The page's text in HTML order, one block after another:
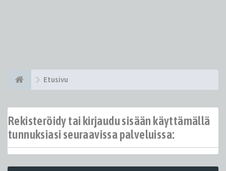
Etusivu
Rekisteröidy tai kirjaudu sisään käyttämällä
tunnuksiasi seuraavissa palveluissa: